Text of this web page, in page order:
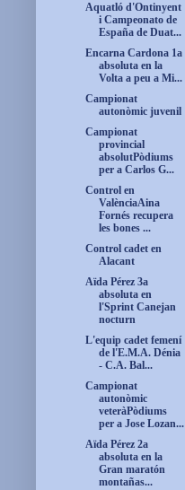
Aquatló d'Ontinyent
i Campeonato de
España de Duat...
Encarna Cardona 1a
absoluta en la
Volta a peu a Mi...
Campionat
autonòmic juvenil
Campionat
provincial
absolutPòdiums
per a Carlos G...
Control en
ValènciaAina
Fornés recupera
les bones ...
Control cadet en
Alacant
Aïda Pérez 3a
absoluta en
l'Sprint Canejan
nocturn
L'equip cadet femení
de l'E.M.A. Dénia
- C.A. Bal...
Campionat
autonòmic
veteràPòdiums
per a Jose Lozan...
Aïda Pérez 2a
absoluta en la
Gran maratón
montañas...